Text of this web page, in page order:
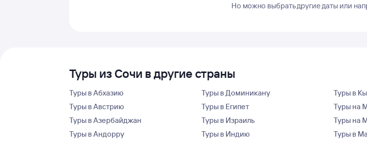
Но можно выбрать другие даты или
Туры из Сочи в другие страны
Туры в Абхазию
Туры в Австрию
Туры в Азербайджан
Туры в Андорру
Туры в Доминикану
Туры в Египет
Туры в Израиль
Туры в Индию
Туры в
Туры на
Туры на
Туры в